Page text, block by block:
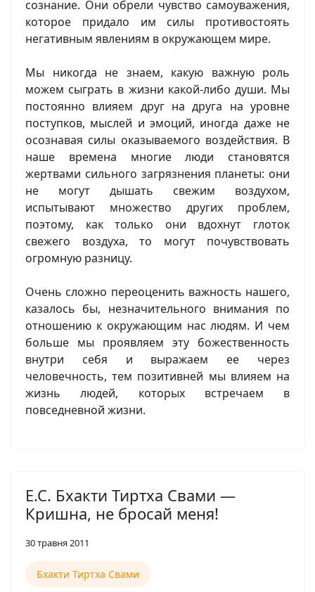
сознание. Они обрели чувство самоуважения,
которое придало им силы противостоять
негативным явлениям в окружающем мире.
Мы никогда не знаем, какую важную роль
можем сыграть в жизни какой-либо души. Мы
постоянно влияем друг на друга на уровне
поступков, мыслей и эмоций, иногда даже не
осознавая силы оказываемого воздействия. В
наше времена многие люди становятся
жертвами сильного загрязнения планеты: они
не могут дышать свежим воздухом,
испытывают множество других проблем,
поэтому, как только они вдохнут глоток
свежего воздуха, то могут почувствовать
огромную разницу.
Очень сложно переоценить важность нашего,
казалось бы, незначительного внимания по
отношению к окружающим нас людям. И чем
больше мы проявляем эту божественность
внутри себя и выражаем ее через
человечность, тем позитивней мы влияем на
жизнь людей, которых встречаем в
повседневной жизни.
Е.С. Бхакти Тиртха Свами —
Кришна, не бросай меня!
30 травня 2011
Бхакти Тиртха Свами